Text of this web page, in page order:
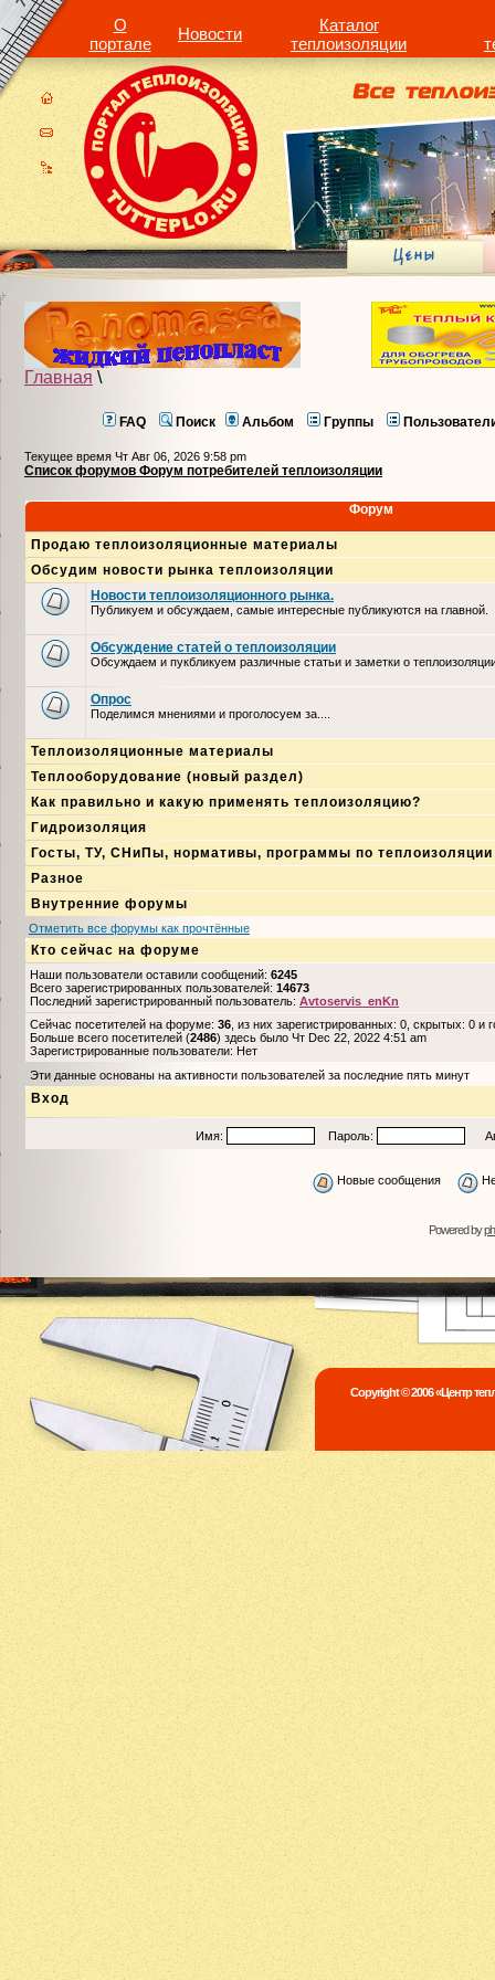
О
портале
Новости
Каталог
теплоизоляции
Главная \
FAQ Поиск Альбом Группы
Текущее время Чт Авг 06, 2026 9:58 pm
Список форумов Форум потребителей теплоизоляции
Форум
Продаю теплоизоляционные материалы
Обсудим новости рынка теплоизоляции
Новости теплоизоляционного рынка.
Публикуем и обсуждаем, самые интересные публикуются на главной.
Обсуждение статей о теплоизоляции
Обсуждаем и пукбликуем различные статьи и заметки о
Опрос
Поделимся мнениями и проголосуем за....
Теплоизоляционные материалы
Теплооборудование (новый раздел)
Как правильно и какую применять теплоизоляцию?
Гидроизоляция
Госты, ТУ, СНиПы, нормативы, программы по теплоизоляции
Разное
Внутренние форумы
Отметить все форумы как прочтённые
Кто сейчас на форуме
Наши пользователи оставили сообщений: 6245
Всего зарегистрированных пользователей: 14673
Последний зарегистрированный пользователь: Avtoservis_enKn
Сейчас посетителей на форуме: 36 , из них зарегистрированных: 0, скрытых: 0
Больше всего посетителей (2486) здесь было Чт Dec 22, 2022 4:51 am
Зарегистрированные пользователи: Нет
Эти данные основаны на активности пользователей за последние пять минут
Вход
Имя: Пароль:
Новые сообщения
Powered by
Copyright © 2006 «Центр